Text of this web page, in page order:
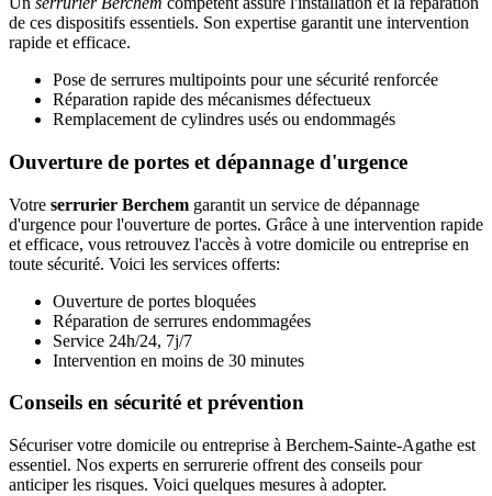
de ces dispositifs essentiels. Son expertise garantit une intervention
rapide et efficace.
Pose de serrures multipoints pour une sécurité renforcée
Réparation rapide des mécanismes défectueux
Remplacement de cylindres usés ou endommagés
Ouverture de portes et dépannage d'urgence
Votre serrurier Berchem garantit un service de dépannage
d'urgence pour l'ouverture de portes. Grâce à une intervention rapide
et efficace, vous retrouvez l'accès à votre domicile ou entreprise en
toute sécurité. Voici les services offerts:
Ouverture de portes bloquées
Réparation de serrures endommagées
Service 24h/24, 7j/7
Intervention en moins de 30 minutes
Conseils en sécurité et prévention
Sécuriser votre domicile ou entreprise à Berchem-Sainte-Agathe est
essentiel. Nos experts en serrurerie offrent des conseils pour
anticiper les risques. Voici quelques mesures à adopter.